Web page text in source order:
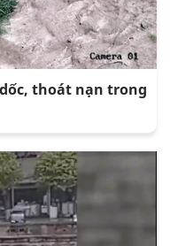
thoát nạn trong